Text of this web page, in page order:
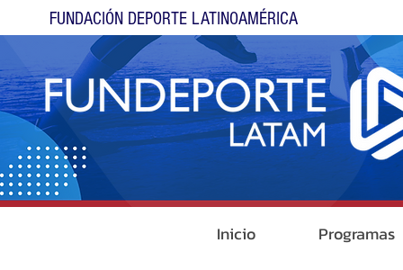
FUNDACIÓN DEPORTE LATINOAMÉRICA
Inicio Programas